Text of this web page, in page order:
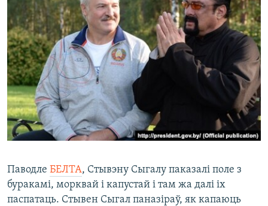
Паводле БЕЛТА, Стывэну Сыгалу паказалі поле з
буракамі, морквай і капустай і там жа далі іх
паспатаць. Стывен Сыгал паназіраў, як капаюць